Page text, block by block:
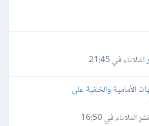
الثلاثاء في 21:45
الأمامية والخلفية على
الثلاثاء في 16:50